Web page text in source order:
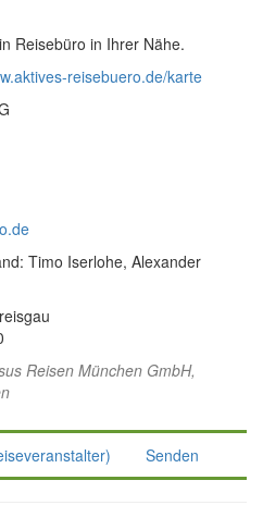
Reisebüro in Ihrer Nähe.
reisebuero.de/karte
Timo Iserlohe, Alexander
Reisen München GmbH,
Senden